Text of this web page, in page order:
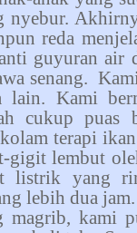
nyebur.
reda
guyuran air
senang.
lain. Kami
cukup puas
terapi
lembut
listrik yang
lebih dua jam.
magrib, kami